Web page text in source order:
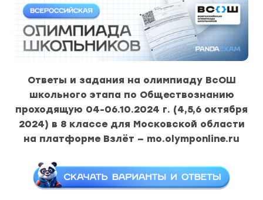
Ответы и задания на олимпиаду ВсОШ
школьного этапа по Обществознанию
проходящую 04-06.10.2024 г. (4,5,6 октября
2024) в 8 классе для Московской области
на платформе Взлёт — mo.olymponline.ru